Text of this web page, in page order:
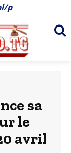
p
sa
le
avril